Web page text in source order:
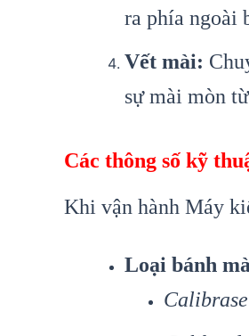
ra phía ngoài
Vết mài:
sự mài mòn
Các thông số kỹ
Khi vận hành Máy
Loại bánh